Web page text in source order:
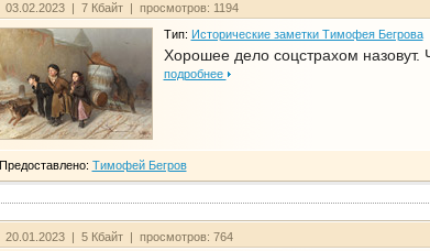
03.02.2023 | 7 Кбайт | просмотров: 1194
Тип: Исторические заметки Тимофея Бегрова
Хорошее дело соцстрахом назовут.
подробнее
Предоставлено: Тимофей Бегров
20.01.2023 | 5 Кбайт | просмотров: 764